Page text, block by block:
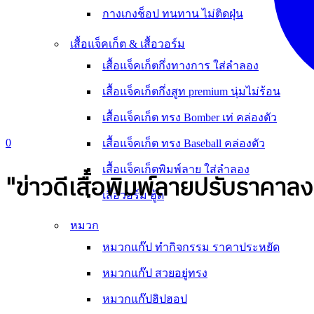
กางเกงช็อป ทนทาน ไม่ติดฝุ่น
เสื้อแจ็คเก็ต & เสื้อวอร์ม
เสื้อแจ็คเก็ตกึ่งทางการ ใส่ลำลอง
เสื้อแจ็คเก็ตกึ่งสูท premium นุ่มไม่ร้อน
เสื้อแจ็คเก็ต ทรง Bomber เท่ คล่องตัว
เสื้อแจ็คเก็ต ทรง Baseball คล่องตัว
เสื้อแจ็คเก็ตพิมพ์ลาย ใส่ลำลอง
เสื้อวอร์ม ฮู้ด
หมวก
หมวกแก๊ป ทำกิจกรรม ราคาประหยัด
หมวกแก๊ป สวยอยู่ทรง
หมวกแก๊ปฮิปฮอป
0
"ข่าวดีเสื้อพิมพ์ลายปรับราคาล